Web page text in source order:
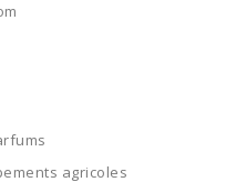
agricoles